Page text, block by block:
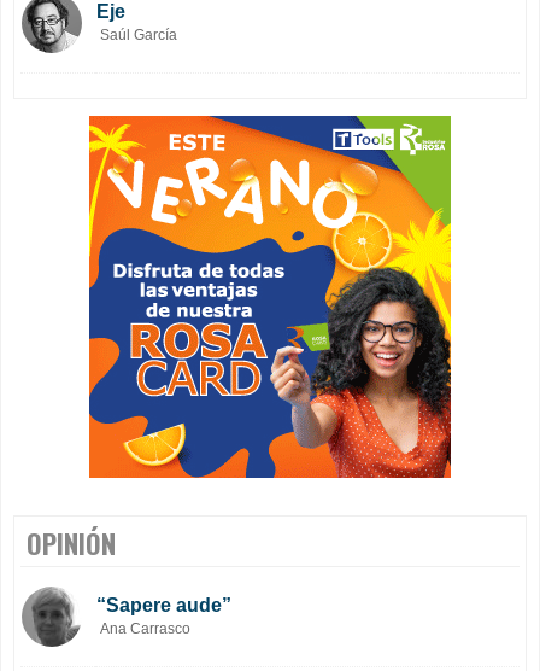
Eje
Saúl García
OPINIÓN
“Sapere aude”
Ana Carrasco